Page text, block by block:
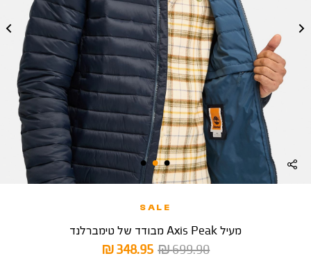
SALE
מעיל Axis Peak מבודד של טימברלנד
מחיר
348.95 ₪
מחיר
699.90 ₪